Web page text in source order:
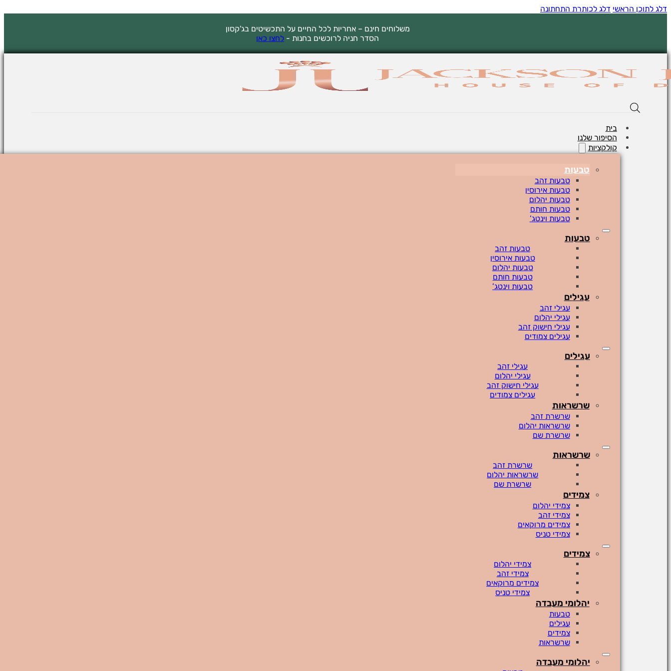
דלג לתוכן הראשי דלג לכותרת התחתונה
משלוחים חינם – אחריות לכל החיים על התכשיטים בג'קסון
הסדר חניה לרוכשים בחנות - לחצו כאן
בית
הסיפור שלנו
קולקציות
טבעות
טבעות זהב
טבעות אירוסין
טבעות יהלום
טבעות חותם
טבעות וינטג’
טבעות
טבעות זהב
טבעות אירוסין
טבעות יהלום
טבעות חותם
טבעות וינטג’
עגילים
עגילי זהב
עגילי יהלום
עגילי חישוק זהב
עגילים צמודים
עגילים
עגילי זהב
עגילי יהלום
עגילי חישוק זהב
עגילים צמודים
שרשראות
שרשרת זהב
שרשראות יהלום
שרשרת שם
שרשראות
שרשרת זהב
שרשראות יהלום
שרשרת שם
צמידים
צמידי יהלום
צמידי זהב
צמידים מרוקאים
צמידי טניס
צמידים
צמידי יהלום
צמידי זהב
צמידים מרוקאים
צמידי טניס
יהלומי מעבדה
טבעות
עגילים
צמידים
שרשראות
יהלומי מעבדה